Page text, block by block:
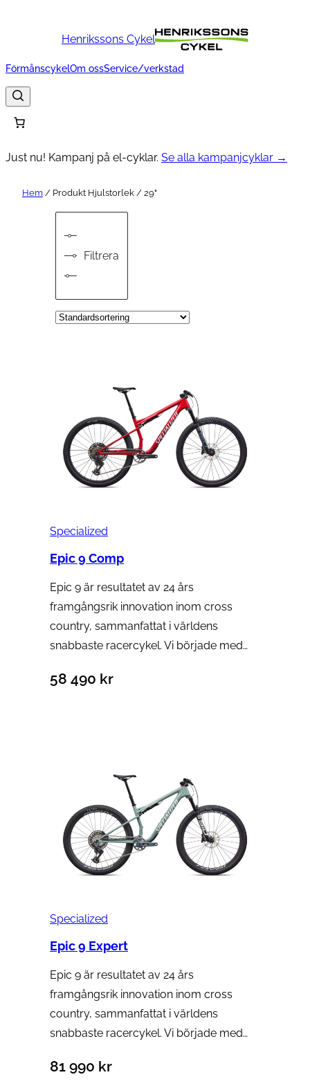
Henrikssons Cykel
FörmånscykelOm ossService/verkstad
Just nu! Kampanj på el-cyklar. Se alla kampanjcyklar →
Hem / Produkt Hjulstorlek / 29"
Filtrera
Specialized
Epic 9 Comp
Epic 9 är resultatet av 24 års
framgångsrik innovation inom cross
country, sammanfattat i världens
snabbaste racercykel. Vi började med…
58 490 kr
Specialized
Epic 9 Expert
Epic 9 är resultatet av 24 års
framgångsrik innovation inom cross
country, sammanfattat i världens
snabbaste racercykel. Vi började med…
81 990 kr